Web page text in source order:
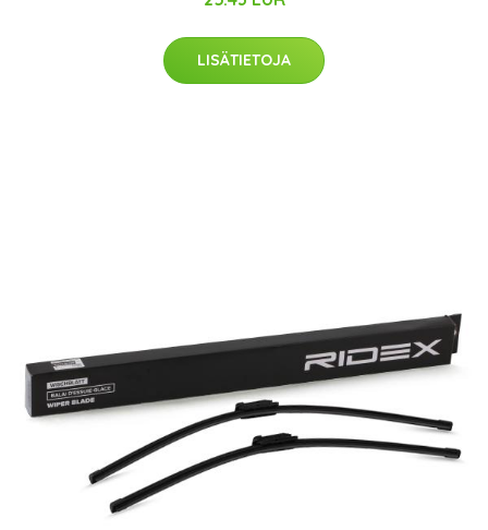
LISÄTIETOJA